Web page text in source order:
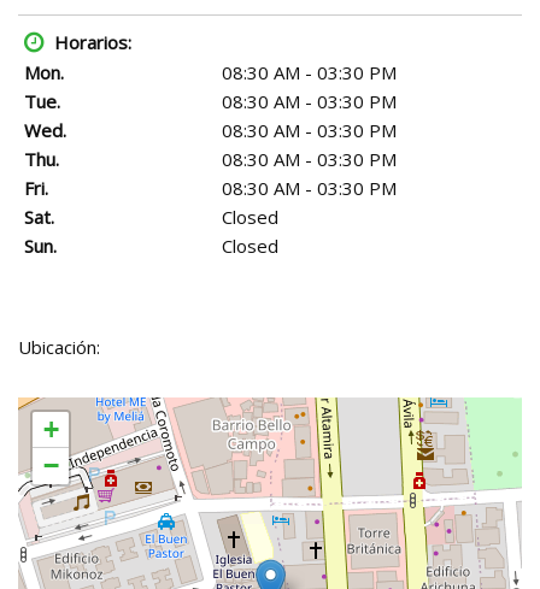
Horarios:
Mon.
08:30 AM - 03:30 PM
Tue.
08:30 AM - 03:30 PM
Wed.
08:30 AM - 03:30 PM
Thu.
08:30 AM - 03:30 PM
Fri.
08:30 AM - 03:30 PM
Sat.
Closed
Sun.
Closed
Ubicación:
+
−